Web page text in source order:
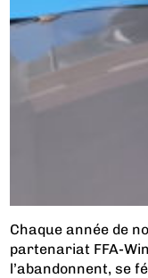
Chaque année de
partenariat FFA-
l’abandonnent, se